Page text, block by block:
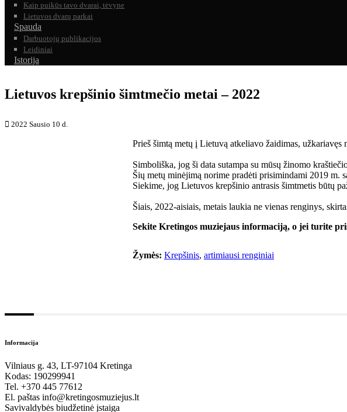
Kaip puikūs tavo dvarai, tėvyne
Lietuvos dvarų parkai
Spauda
Darbuotojų publikacijos
Leidiniai
Istorija
Lietuvos krepšinio šimtmečio metai – 2022
2022 Sausio 10 d.
Prieš šimtą metų į Lietuvą atkeliavo žaidimas, užkariavęs
Simboliška, jog ši data sutampa su mūsų žinomo
Šių metų minėjimą norime pradėti prisimindami 2019 m.
Siekime, jog Lietuvos krepšinio antrasis šimtmetis būtų
Šiais, 2022-aisiais, metais laukia ne vienas renginys,
Sekite Kretingos muziejaus informaciją, o jei turite
Žymės: Krepšinis, artimiausi renginiai
Informacija
Vilniaus g. 43, LT-97104 Kretinga
Kodas: 190299941
Tel. +370 445 77612
El. paštas info@kretingosmuziejus.lt
Savivaldybės biudžetinė įstaiga